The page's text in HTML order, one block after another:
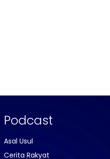
Podcast
Asal Usul
Cerita Rakyat